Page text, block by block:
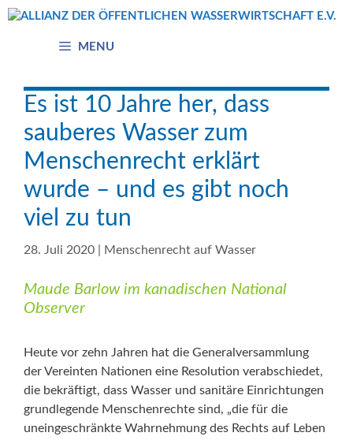
Zum
MENU
Es ist 10 Jahre her, dass
sauberes Wasser zum
Menschenrecht erklärt
wurde – und es gibt noch
viel zu tun
28. Juli 2020 Menschenrecht auf Wasser
Maude Barlow im kanadischen National
Observer
Heute vor zehn Jahren hat die Generalversammlung
der Vereinten Nationen eine Resolution verabschiedet,
die bekräftigt, dass Wasser und sanitäre Einrichtungen
grundlegende Menschenrechte sind, „die für die
uneingeschränkte Wahrnehmung des Rechts auf Leben